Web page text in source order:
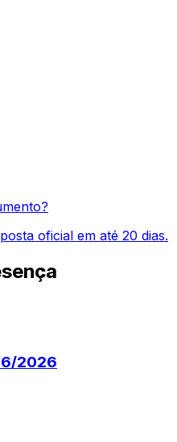
oficial em até 20 dias.
2026